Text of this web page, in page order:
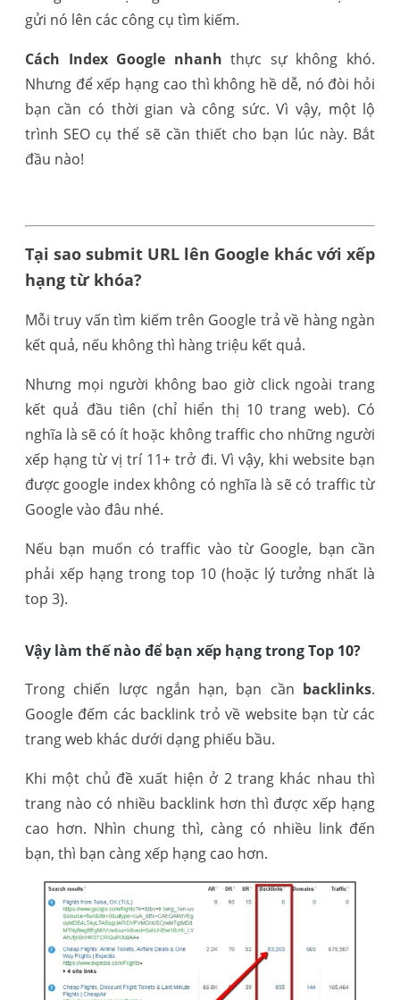
gửi nó lên các công cụ tìm kiếm.
Cách Index Google nhanh thực sự không khó.
Nhưng để xếp hạng cao thì không hề dễ, nó đòi hỏi
bạn cần có thời gian và công sức. Vì vậy, một lộ
trình SEO cụ thể sẽ cần thiết cho bạn lúc này. Bắt
đầu nào!
Tại sao submit URL lên Google khác với xếp
hạng từ khóa?
Mỗi truy vấn tìm kiếm trên Google trả về hàng ngàn
kết quả, nếu không thì hàng triệu kết quả.
Nhưng mọi người không bao giờ click ngoài trang
kết quả đầu tiên (chỉ hiển thị 10 trang web). Có
nghĩa là sẽ có ít hoặc không traffic cho những người
xếp hạng từ vị trí 11+ trở đi. Vì vậy, khi website bạn
được google index không có nghĩa là sẽ có traffic từ
Google vào đâu nhé.
Nếu bạn muốn có traffic vào từ Google, bạn cần
phải xếp hạng trong top 10 (hoặc lý tưởng nhất là
top 3).
Vậy làm thế nào để bạn xếp hạng trong Top 10?
Trong chiến lược ngắn hạn, bạn cần backlinks.
Google đếm các backlink trỏ về website bạn từ các
trang web khác dưới dạng phiếu bầu.
Khi một chủ đề xuất hiện ở 2 trang khác nhau thì
trang nào có nhiều backlink hơn thì được xếp hạng
cao hơn. Nhìn chung thì, càng có nhiều link đến
bạn, thì bạn càng xếp hạng cao hơn.